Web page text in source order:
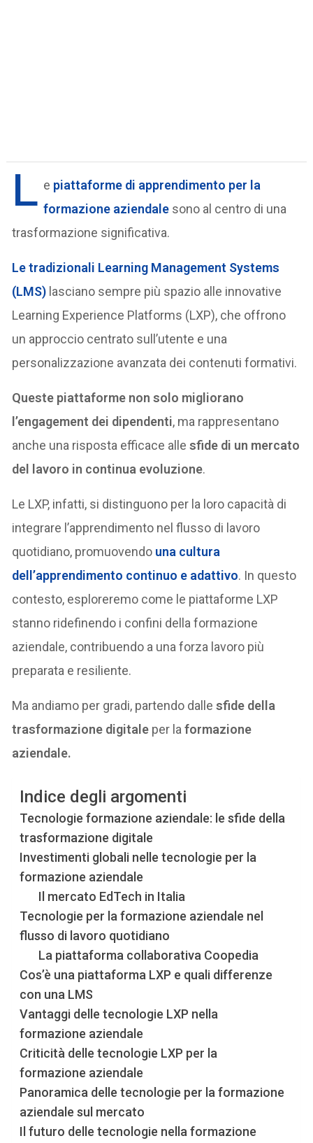
L e piattaforme di apprendimento per la
formazione aziendale sono al centro di una
trasformazione significativa.
Le tradizionali Learning Management Systems
(LMS) lasciano sempre più spazio alle innovative
Learning Experience Platforms (LXP), che offrono
un approccio centrato sull’utente e una
personalizzazione avanzata dei contenuti formativi.
Queste piattaforme non solo migliorano
l’engagement dei dipendenti, ma rappresentano
anche una risposta efficace allesfide di un mercato
del lavoro in continua evoluzione.
Le LXP, infatti, si distinguono per la loro capacità di
integrare l’apprendimento nel flusso di lavoro
quotidiano, promuovendo una cultura
dell’apprendimento continuo e adattivo. In questo
contesto, esploreremo come le piattaforme LXP
stanno ridefinendo i confini della formazione
aziendale, contribuendo a una forza lavoro più
preparata e resiliente.
Ma andiamo per gradi, partendo dallesfide della
trasformazione digitale per laformazione
aziendale.
Indice degli argomenti
Tecnologie formazione aziendale: le sfide della
trasformazione digitale
Investimenti globali nelle tecnologie per la
formazione aziendale
Il mercato EdTech in Italia
Tecnologie per la formazione aziendale nel
flusso di lavoro quotidiano
La piattaforma collaborativa Coopedia
Cos’è una piattaforma LXP e quali differenze
con una LMS
Vantaggi delle tecnologie LXP nella
formazione aziendale
Criticità delle tecnologie LXP per la
formazione aziendale
Panoramica delle tecnologie per la formazione
aziendale sul mercato
Il futuro delle tecnologie nella formazione